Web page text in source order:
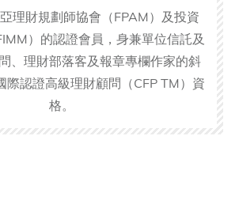
理財規劃師協會（FPAM）及投資
）的認證會員，身兼單位信託及
、理財部落客及報章專欄作家的斜
際認證高級理財顧問（CFP TM）資
格。